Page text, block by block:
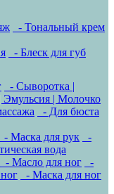
- Тональный крем
- Блеск для губ
- Сыворотка |
Эмульсия | Молочко
- Для бюста
- Маска для рук
-
вода
- Масло для ног
-
- Маска для ног